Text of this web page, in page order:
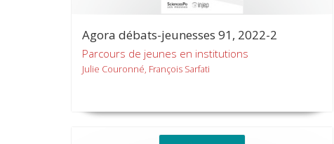
Agora débats-jeunesses 91, 2022-2
Parcours de jeunes en institutions
Julie Couronné, François Sarfati